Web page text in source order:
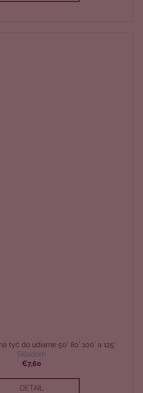
tyč do udiarne 50' 80' 100' a 125'
Skladom
€7,60
DETAIL